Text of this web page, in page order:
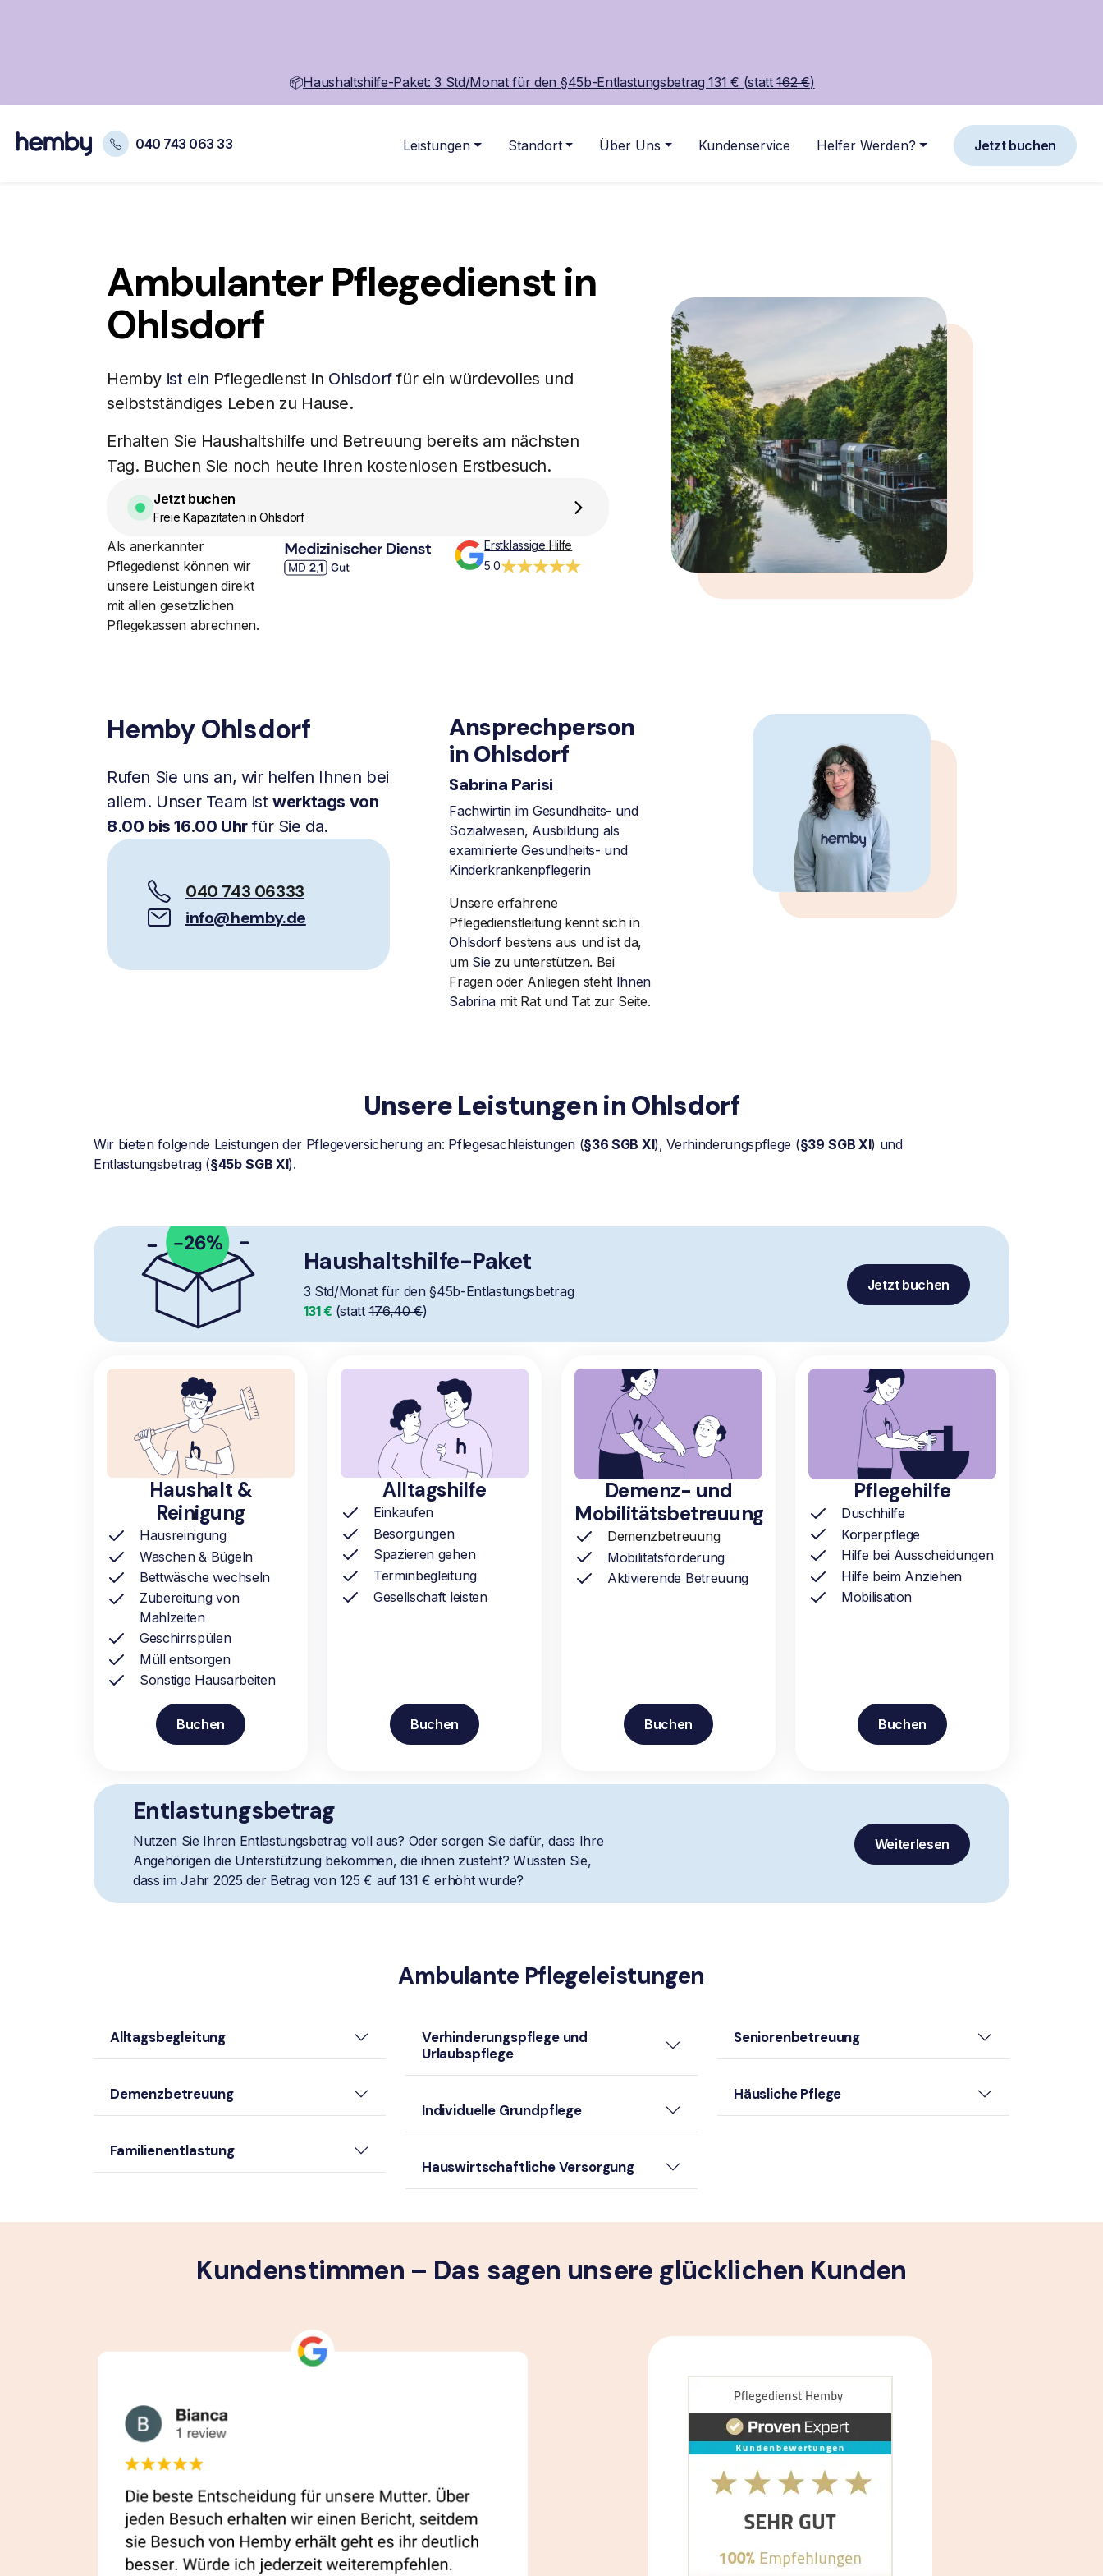
📦Haushaltshilfe-Paket: 3 Std/Monat für den §45b-Entlastungsbetrag 131 € (statt162 €)
040 743 063 33 Leistungen Standort Über Uns Kundenservice Helfer Werden? Jetzt buchen
Ambulanter Pflegedienst in
Ohlsdorf
Hemby ist ein Pflegedienst in Ohlsdorffür ein würdevolles und
selbstständiges Leben zu Hause.
Erhalten Sie Haushaltshilfe und Betreuung bereits am nächsten
Tag. Buchen Sie noch heute Ihren kostenlosen Erstbesuch.
Jetzt buchen
Freie Kapazitäten in Ohlsdorf
Als anerkannter
Pflegedienst können wir
unsere Leistungen direkt
mit allen gesetzlichen
Pflegekassen abrechnen.
Erstklassige Hilfe
5.0
Hemby Ohlsdorf
Rufen Sie uns an, wir helfen Ihnen bei
allem. Unser Team istwerktags von
8.00 bis 16.00 Uhrfür Sie da.
040 743 06333
info@hemby.de
Ansprechperson
in Ohlsdorf
Sabrina Parisi
Fachwirtin im Gesundheits- und
Sozialwesen, Ausbildung als
examinierte Gesundheits- und
Kinderkrankenpflegerin
Unsere erfahrene
Pflegedienstleitung kennt sich in
Ohlsdorfbestens aus und ist da,
um Sie zu unterstützen. Bei
Fragen oder Anliegen steht Ihnen
Sabrina mit Rat und Tat zur Seite.
Unsere Leistungen in Ohlsdorf
Wir bieten folgende Leistungen der Pflegeversicherung an: Pflegesachleistungen (§36 SGB XI), Verhinderungspflege (§39 SGB XI) und
Entlastungsbetrag (§45b SGB XI).
Haushaltshilfe-Paket
3 Std/Monat für den §45b-Entlastungsbetrag
131 € (statt176,40 €)
Jetzt buchen
Haushalt &
Reinigung
Hausreinigung
Waschen & Bügeln
Bettwäsche wechseln
Zubereitung von
Mahlzeiten
Geschirrspülen
Müll entsorgen
Sonstige Hausarbeiten
Buchen
Alltagshilfe
Einkaufen
Besorgungen
Spazieren gehen
Terminbegleitung
Gesellschaft leisten
Buchen
Demenz- und
Mobilitätsbetreuung
Demenzbetreuung
Mobilitätsförderung
Aktivierende Betreuung
Buchen
Pflegehilfe
Duschhilfe
Körperpflege
Hilfe bei Ausscheidungen
Hilfe beim Anziehen
Mobilisation
Buchen
Entlastungsbetrag
Nutzen Sie Ihren Entlastungsbetrag voll aus? Oder sorgen Sie dafür, dass Ihre
Angehörigen die Unterstützung bekommen, die ihnen zusteht? Wussten Sie,
dass im Jahr 2025 der Betrag von 125 € auf 131 € erhöht wurde?
Weiterlesen
Ambulante Pflegeleistungen
Alltagsbegleitung
Demenzbetreuung
Familienentlastung
Verhinderungspflege und
Urlaubspflege
Individuelle Grundpflege
Hauswirtschaftliche Versorgung
Seniorenbetreuung
Häusliche Pflege
Kundenstimmen – Das sagen unsere glück­lichen Kunden